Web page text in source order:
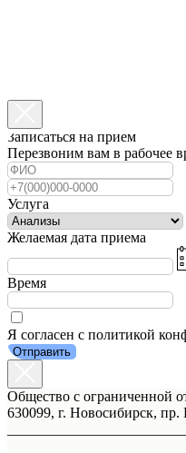
Записаться на прием
Перезвоним вам в рабочее
Услуга
Желаемая дата приема
Время
Я согласен с политикой
Отправить
Общество с ограниченной
630099, г. Новосибирск,